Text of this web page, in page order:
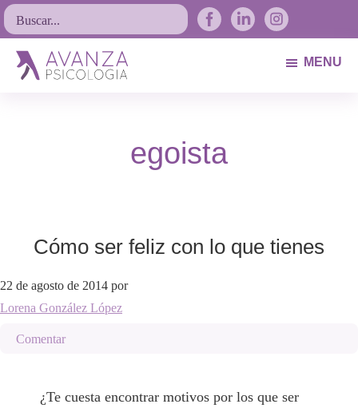
Saltar
a
navegación
Saltar
al
contenido
principal
Saltar
al
pie
Buscar...
MENU
egoista
Cómo ser feliz con lo que tienes
22 de agosto de 2014 por
Lorena González López
Comentar
¿Te cuesta encontrar motivos por los que ser